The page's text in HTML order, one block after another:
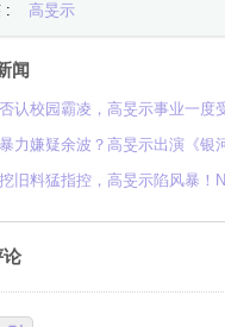
: 高旻示
闻
认校园霸凌，高旻示事业一度
力嫌疑余波？高旻示出演《银
旧料猛指控，高旻示陷风暴！
论